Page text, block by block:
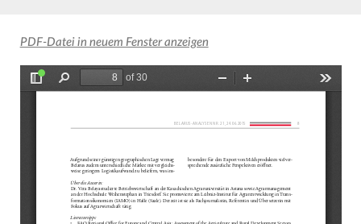
PDF-Datei in neuem Fenster anzeigen